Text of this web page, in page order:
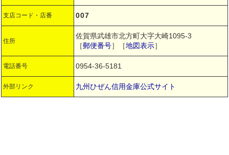
支店コード・店番 007
住所
佐賀県武雄市北方町大字大崎1095-3
［郵便番号］［地図表示］
電話番号 0954-36-5181
外部リンク 九州ひぜん信用金庫公式サイト